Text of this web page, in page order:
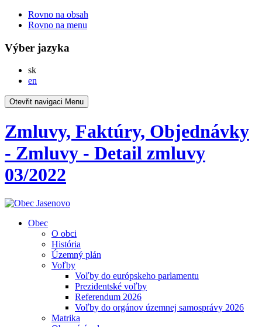
Rovno na obsah
Rovno na menu
Výber jazyka
skSlovensky
en
Otevřit navigaci Menu
Zmluvy, Faktúry, Objednávky
- Zmluvy - Detail zmluvy
03/2022
Obec
O obci
História
Územný plán
Voľby
Voľby do európskeho parlamentu
Prezidentské voľby
Referendum 2026
Voľby do orgánov územnej samosprávy 2026
Matrika